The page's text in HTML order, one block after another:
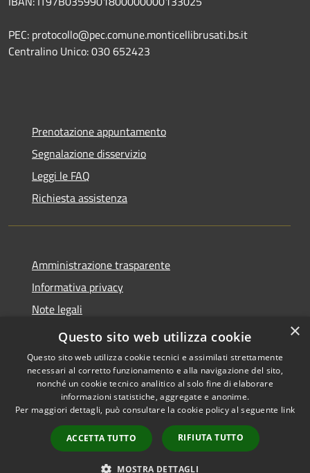
PEC: protocollo@pec.comune.monticellibrusati.bs.it
Centralino Unico: 030 652423
Prenotazione appuntamento
Segnalazione disservizio
Leggi le FAQ
Richiesta assistenza
Amministrazione trasparente
Informativa privacy
Note legali
Dichiarazione di accessibilità
Accessibilità
Copyright © 2026 • Comune di
Monticelli Brusati • Powered
byMunicipium
Accesso
redazione
×
Questo sito web utilizza cookie
Questo sito web utilizza cookie tecnici e assimilati strettamente
necessari al corretto funzionamento e alla navigazione del sito,
nonché un cookie tecnico analitico al solo fine di elaborare
informazioni statistiche, aggregate e anonime.
Per maggiori dettagli, può consultare la cookie policy al seguente link
ACCETTA TUTTO RIFIUTA TUTTO
MOSTRA DETTAGLI